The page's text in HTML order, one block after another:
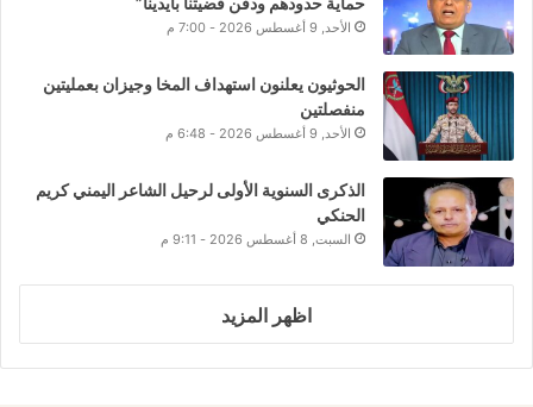
الأحد, 9 أغسطس 2026 - 7:00 م
الحوثيون يعلنون استهداف المخا وجيزان بعمليتين
منفصلتين
الأحد, 9 أغسطس 2026 - 6:48 م
الذكرى السنوية الأولى لرحيل الشاعر اليمني كريم
الحنكي
السبت, 8 أغسطس 2026 - 9:11 م
اظهر المزيد